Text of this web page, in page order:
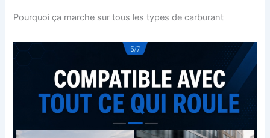
Pourquoi ça marche sur tous les types de carburant